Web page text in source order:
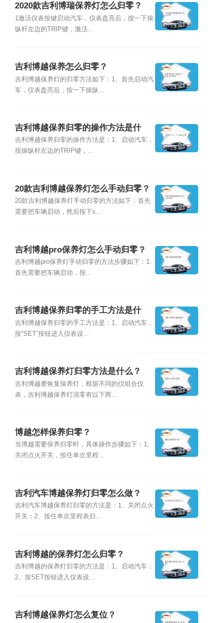
2020款吉利博瑞保养灯怎么归零？
1激活仪表按键启动汽车，仪表盘亮后，按一下操
纵杆左边的TRIP键，激活...
吉利博越保养怎么归零？
吉利博越保养灯的归零方法如下：1、首先启动汽
车，仪表盘亮后，按一下操纵...
吉利博越保养归零的操作方法是什
么？
吉利博越保养归零的操作方法是：1、启动汽车，
按操纵杆左边的TRIP键，...
20款吉利博越保养灯怎么手动归零？
20款吉利博越保养灯手动归零的方法如下：首先
需要把车辆启动，然后按下s...
吉利博越pro保养灯怎么手动归零？
吉利博越pro保养灯手动归零的方法步骤如下：1.
首先需要把车辆启动，按...
吉利博越保养归零的手工方法是什
么？
吉利博越保养归零的手工方法是：1、启动汽车，
按“SET”按钮进入仪表设...
吉利博越保养灯归零方法是什么？
吉利博越要恢复保养灯，根据不同的仪组合仪
表，吉利博越保养灯清零有以下两...
博越怎样保养归零？
当博越需要保养归零时，具体操作步骤如下：1、
关闭点火开关，按住单次里程...
吉利汽车博越保养灯归零怎么做？
吉利汽车博越保养灯归零的方法是：1、关闭点火
开关；2、按住单次里程表归...
吉利博越的保养灯怎么归零？
吉利博越的保养灯归零的方法是：1、启动汽车；
2、按SET按钮进入仪表设...
吉利博越保养灯怎么复位？